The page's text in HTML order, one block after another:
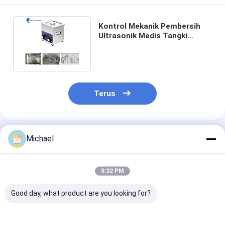
Kontrol Mekanik Pembersih
Ultrasonik Medis Tangki
Terus
Rekomendasi Produk
Michael
5:32 PM
Good day, what product are you looking for?